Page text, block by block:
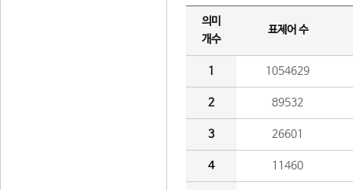
의미
개수
표제어 수
1 1054629
2 89532
3 26601
4 11460